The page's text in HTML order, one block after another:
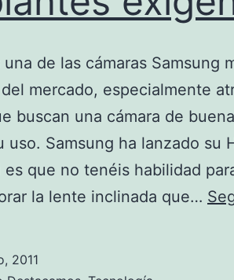
de las cámaras Samsung
mercado, especialmente
buscan una cámara de
uso. Samsung ha lanzado su
es que no tenéis habilidad
la lente inclinada que…
2011